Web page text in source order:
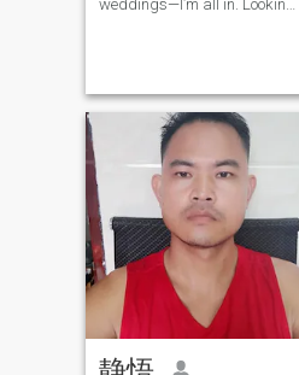
weddings—I’m all in. Looking
and can handle a little
sarcasm